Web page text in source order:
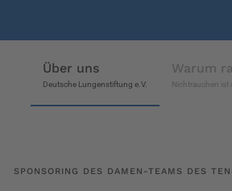
Über uns
Deutsche Lungenstiftung e.V.
Warum
Nichtrauchen ist
SPONSORING DES DAMEN-TEAMS DES